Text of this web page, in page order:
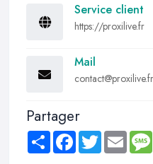
Service client
https://proxilive.fr
Mail
contact@proxilive.fr
Partager
Share FacebookTwitter Email